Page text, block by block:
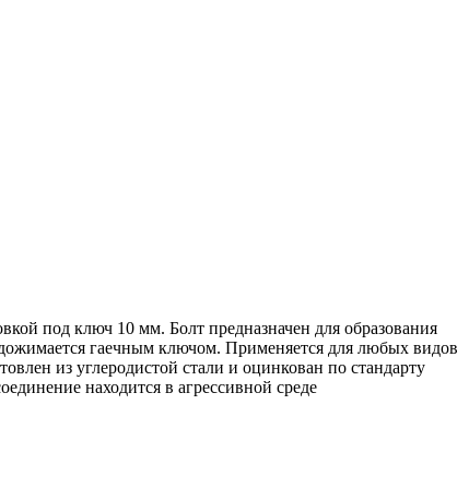
под ключ 10 мм. Болт предназначен для образования
гаечным ключом. Применяется для любых видов
из углеродистой стали и оцинкован по стандарту
находится в агрессивной среде